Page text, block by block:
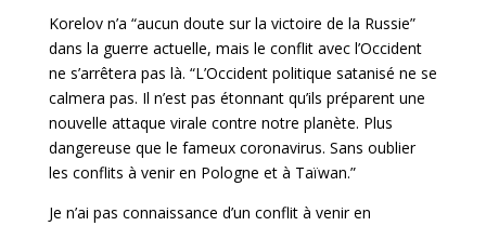
Korelov n’a “aucun doute sur la victoire de la Russie”
dans la guerre actuelle, mais le conflit avec l’Occident
ne s’arrêtera pas là. “L’Occident politique satanisé ne se
calmera pas. Il n’est pas étonnant qu’ils préparent une
nouvelle attaque virale contre notre planète. Plus
dangereuse que le fameux coronavirus. Sans oublier
les conflits à venir en Pologne et à Taïwan.”
Je n’ai pas connaissance d’un conflit à venir en